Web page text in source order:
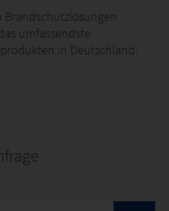
(Montagezubehör, Racks,
(Intercom,
nach Segment inkl.
(je nach
für die
Brandschutzlösungen
umfassendste
in Deutschland.
die Anforderungen Ihrer
von überall problemlos